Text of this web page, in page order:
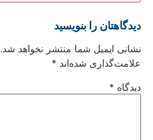
دیدگاهتان را بنویسید
نشانی ایمیل شما منتشر نخواهد شد.
علامت‌گذاری شده‌اند *
دیدگاه *